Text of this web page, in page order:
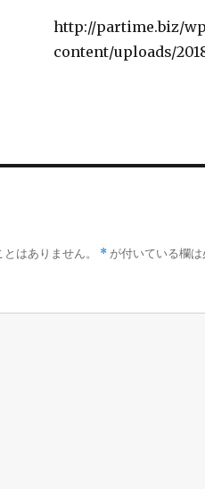
http://partime.biz/
content/uploads/
はありません。 * が付いている欄